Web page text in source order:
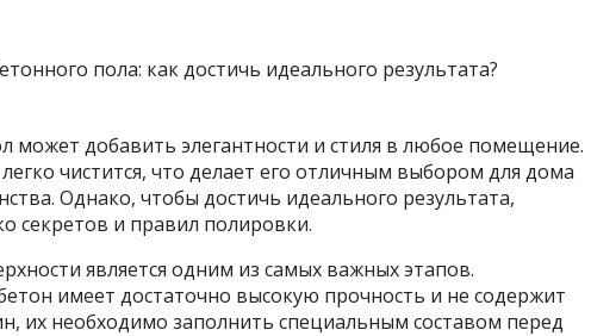
добавить элегантности и стиля в любое помещение.
чистится, что делает его отличным выбором для дома
Однако, чтобы достичь идеального результата,
секретов и правил полировки.
является одним из самых важных этапов.
имеет достаточно высокую прочность и не содержит
их необходимо заполнить специальным составом перед